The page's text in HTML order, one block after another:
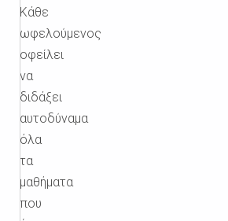
Κάθε
ωφελούμενος
οφείλει
να
διδάξει
αυτοδύναμα
όλα
τα
μαθήματα
που